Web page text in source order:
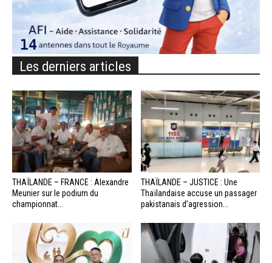
Les derniers articles
THAÏLANDE – FRANCE : Alexandre
Meunier sur le podium du
championnat...
THAÏLANDE – JUSTICE : Une
Thaïlandaise accuse un passager
pakistanais d’agression...